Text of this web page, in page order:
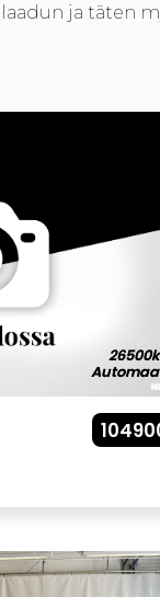
laadun ja täten